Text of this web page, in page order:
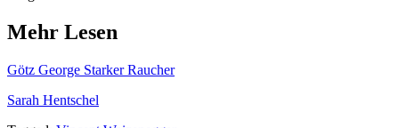
Mehr Lesen
Götz George Starker Raucher
Sarah Hentschel